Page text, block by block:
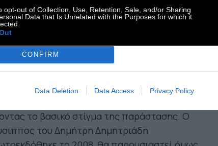
opt-out of Collection, Use, Retention, Sale, and/or Sharing
Data that Is Unrelated with the Purposes for which it
CONFIRM
Data Deletion Data Access Privacy Policy
του Δημήτρη Δημητριάδη
– 4 Ιουνίου, 21:30
260 – Χώρος Δ
ερωτευόμαστε τους άλλους. Αλλά αυτό, σε
που μας λείπει και που ψάχνουμε για εμάς».
αυτή τη φράση περιγράφει ο ταλαντούχος
το βασικό στίγμα της παράστασης. Ο
του Δημήτρη Δημητριάδη